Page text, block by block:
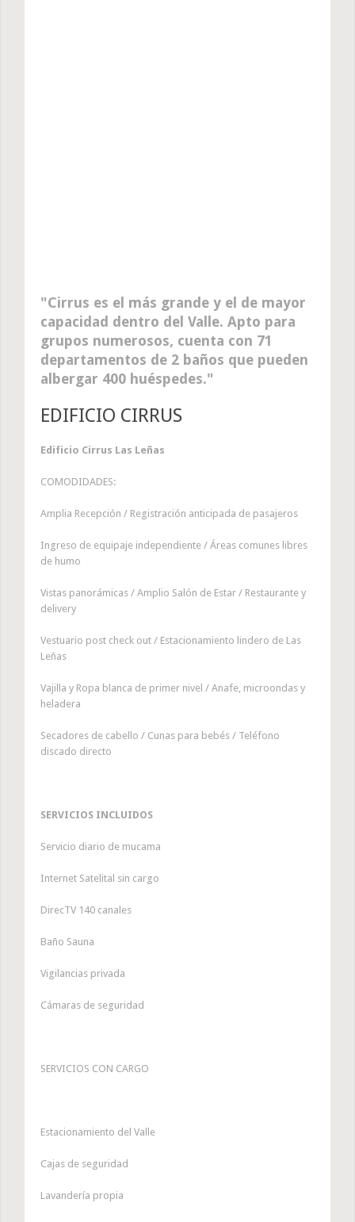
Cirrus es el más grande y el de mayor
capacidad dentro del Valle. Apto para
grupos numerosos, cuenta con 71
departamentos de 2 baños que pueden
albergar 400 huéspedes.
EDIFICIO CIRRUS
Edificio Cirrus Las Leñas
COMODIDADES:
Amplia Recepción / Registración anticipada de pasajeros
Ingreso de equipaje independiente / Áreas comunes libres
de humo
Vistas panorámicas / Amplio Salón de Estar / Restaurante y
delivery
Vestuario post check out / Estacionamiento lindero de Las
Leñas
Vajilla y Ropa blanca de primer nivel / Anafe, microondas y
heladera
Secadores de cabello / Cunas para bebés / Teléfono
discado directo
SERVICIOS INCLUIDOS
Servicio diario de mucama
Internet Satelital sin cargo
DirecTV 140 canales
Baño Sauna
Vigilancias privada
Cámaras de seguridad
SERVICIOS CON CARGO
Estacionamiento del Valle
Cajas de seguridad
Lavandería propia